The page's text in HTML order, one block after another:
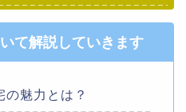
て解説していきます
の魅力とは？